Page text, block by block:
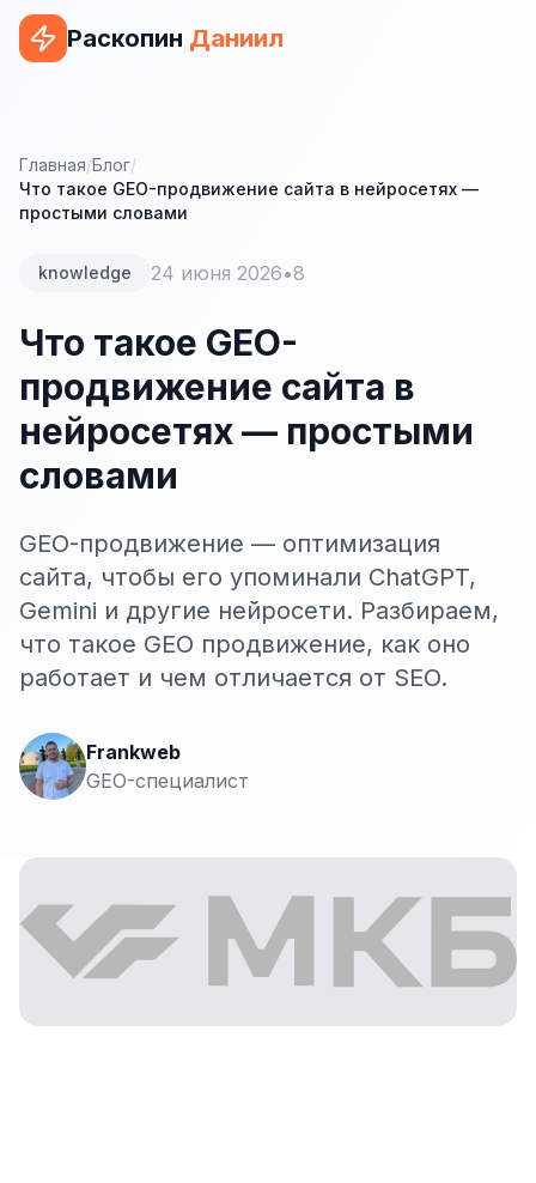
Раскопин Даниил
ВЕБ-РАЗРАБОТКА
Сайт на 1С-Битрикс
Сайт на OpenCart
Сайт на Bitrix24
Сайт на ModX
Сайт на Joomla
Сайт на Laravel
+ ещё 19 услуг
КОНТЕКСТНАЯ РЕКЛАМА
Контекстная реклама
Яндекс.Директ
Google Ads
Яндекс.Маркет
Wildberries реклама
Главная/Блог/
Что такое GEO-продвижение сайта в нейросетях —
простыми словами
knowledge 24 июня 2026•8
Что такое GEO-
продвижение сайта в
нейросетях — простыми
словами
GEO-продвижение — оптимизация
сайта, чтобы его упоминали ChatGPT,
Gemini и другие нейросети. Разбираем,
что такое GEO продвижение, как оно
работает и чем отличается от SEO.
Frankweb
GEO-специалист